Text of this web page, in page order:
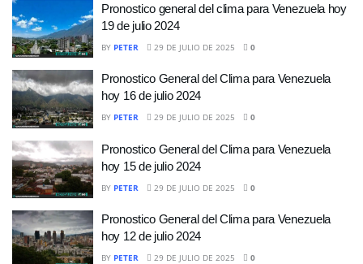
Pronostico general del clima para Venezuela hoy
19 de julio 2024
BY PETER 29 DE JULIO DE 2025 0
Pronostico General del Clima para Venezuela
hoy 16 de julio 2024
BY PETER 29 DE JULIO DE 2025 0
Pronostico General del Clima para Venezuela
hoy 15 de julio 2024
BY PETER 29 DE JULIO DE 2025 0
Pronostico General del Clima para Venezuela
hoy 12 de julio 2024
BY PETER 29 DE JULIO DE 2025 0